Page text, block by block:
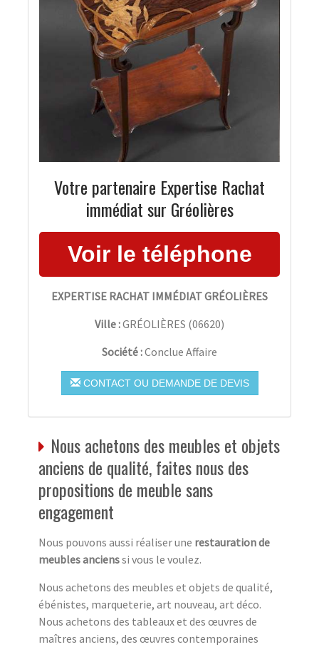
Votre partenaire Expertise Rachat
immédiat sur Gréolières
EXPERTISE RACHAT IMMÉDIAT GRÉOLIÈRES
Ville :GRÉOLIÈRES (06620)
Société :Conclue Affaire
CONTACT OU DEMANDE DE DEVIS
Nous achetons des meubles et objets
anciens de qualité, faites nous des
propositions de meuble sans
engagement
Nous pouvons aussi réaliser une restauration de
meubles ancienssi vous le voulez.
Nous achetons des meubles et objets de qualité,
ébénistes, marqueterie, art nouveau, art déco.
Nous achetons des tableaux et des œuvres de
maîtres anciens, des œuvres contemporaines